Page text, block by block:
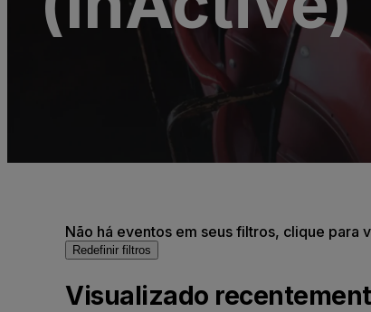
Não há eventos em seus filtros, clique para
Redefinir filtros
Visualizado